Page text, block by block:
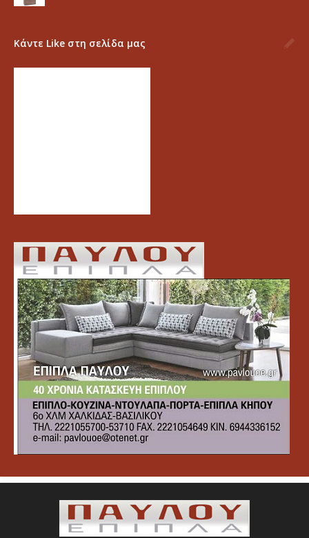
Κάντε Like στη σελίδα μας